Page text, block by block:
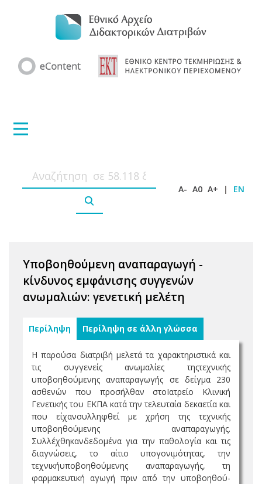
A- A0 A+ | EN
Υποβοηθούμενη αναπαραγωγή -
κίνδυνος εμφάνισης συγγενών
ανωμαλιών: γενετική μελέτη
Περίληψη Περίληψη σε άλλη γλώσσα
Η παρούσα διατριβή μελετά τα χαρακτηριστικά και
τις συγγενείς ανωμαλίες τηςτεχνικής
υποβοηθούμενης αναπαραγωγής σε δείγμα 230
ασθενών που προσήλθαν στοΙατρείο Κλινική
Γενετικής του ΕΚΠΑ κατά την τελευταία δεκαετία και
που είχανσυλληφθεί με χρήση της τεχνικής
υποβοηθούμενης αναπαραγωγής.
Συλλέχθηκανδεδομένα για την παθολογία και τις
διαγνώσεις, το αίτιο υπογονιμότητας, την
τεχνικήυποβοηθούμενης αναπαραγωγής, τη
φαρμακευτική αγωγή πριν από την υποβοηθού-